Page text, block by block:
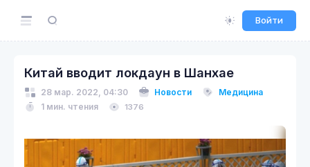
Войти
Китай вводит локдаун в Шанхае
28 мар. 2022, 04:30 Новости
Медицина
1 мин. чтения
1376